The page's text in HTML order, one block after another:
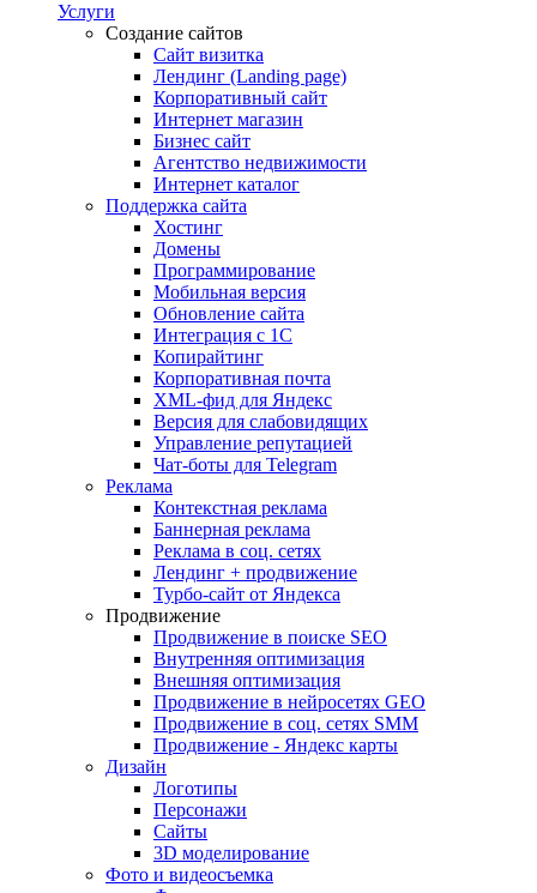
Услуги
Создание сайтов
Сайт визитка
Лендинг (Landing page)
Корпоративный сайт
Интернет магазин
Бизнес сайт
Агентство недвижимости
Интернет каталог
Поддержка сайта
Хостинг
Домены
Программирование
Мобильная версия
Обновление сайта
Интеграция с 1С
Копирайтинг
Корпоративная почта
XML-фид для Яндекс
Версия для слабовидящих
Управление репутацией
Чат-боты для Telegram
Реклама
Контекстная реклама
Баннерная реклама
Реклама в соц. сетях
Лендинг + продвижение
Турбо-сайт от Яндекса
Продвижение
Продвижение в поиске SEO
Внутренняя оптимизация
Внешняя оптимизация
Продвижение в нейросетях GEO
Продвижение в соц. сетях SMM
Продвижение - Яндекс карты
Дизайн
Логотипы
Персонажи
Сайты
3D моделирование
Фото и видеосъемка